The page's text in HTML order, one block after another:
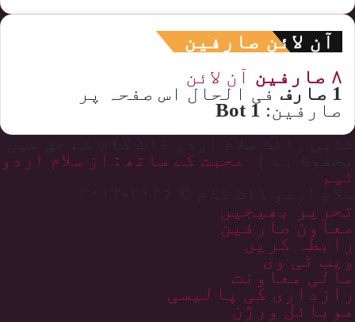
آن لائن صارفین
۸ صارفین آن لائن
1 صارف فی الحال اس صفحہ پر
صارفین: 1 Bot
محبت کے ساتھ : از سلام اردو
ٹیم
سلام اردو ڈاٹ کام © ۲۰۲۶-۲۰۱۲
تحریر بھیجیں
معاون صارفین
رابطہ کریں
ویب ٹی وی
مالی معاونت
رازداری کی پالیسی
موبائل ورژن